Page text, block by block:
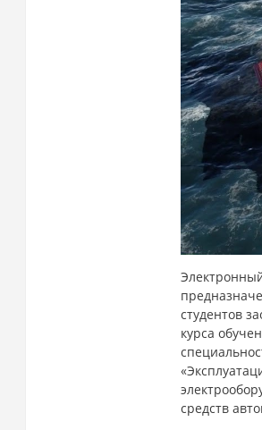
студентов
курса
средств